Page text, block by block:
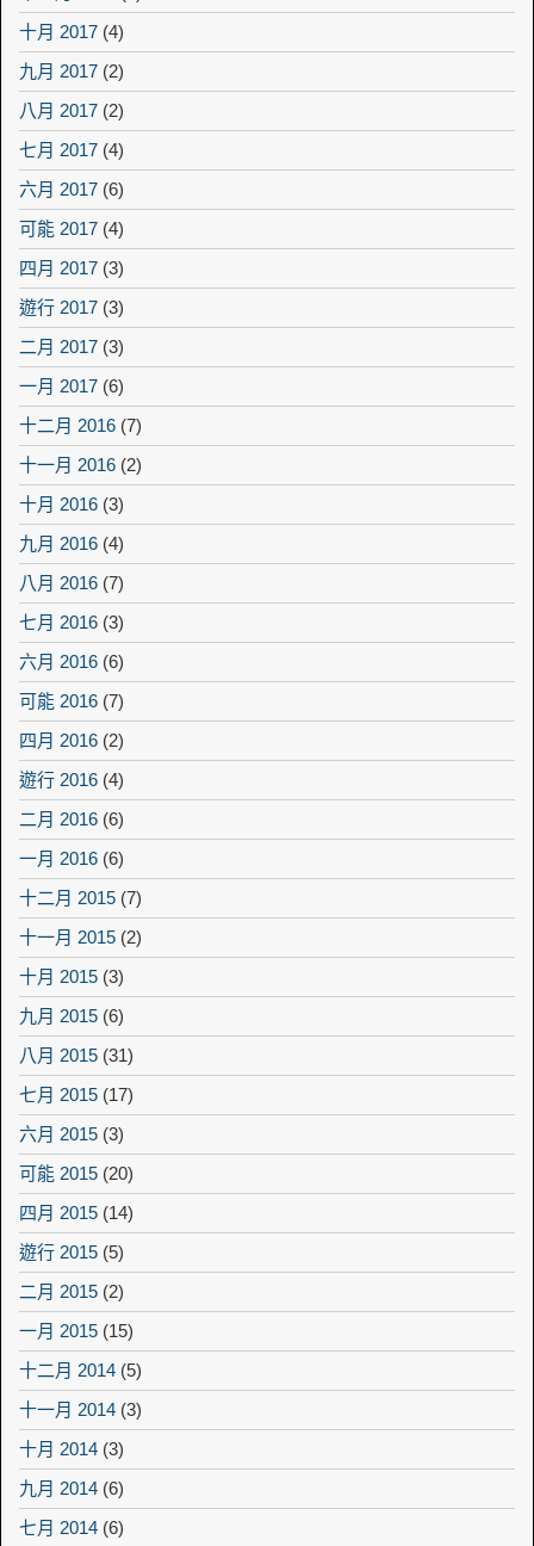
十月 2017 (4)
九月 2017 (2)
八月 2017 (2)
七月 2017 (4)
六月 2017 (6)
可能 2017 (4)
四月 2017 (3)
遊行 2017 (3)
二月 2017 (3)
一月 2017 (6)
十二月 2016 (7)
十一月 2016 (2)
十月 2016 (3)
九月 2016 (4)
八月 2016 (7)
七月 2016 (3)
六月 2016 (6)
可能 2016 (7)
四月 2016 (2)
遊行 2016 (4)
二月 2016 (6)
一月 2016 (6)
十二月 2015 (7)
十一月 2015 (2)
十月 2015 (3)
九月 2015 (6)
八月 2015 (31)
七月 2015 (17)
六月 2015 (3)
可能 2015 (20)
四月 2015 (14)
遊行 2015 (5)
二月 2015 (2)
一月 2015 (15)
十二月 2014 (5)
十一月 2014 (3)
十月 2014 (3)
九月 2014 (6)
七月 2014 (6)